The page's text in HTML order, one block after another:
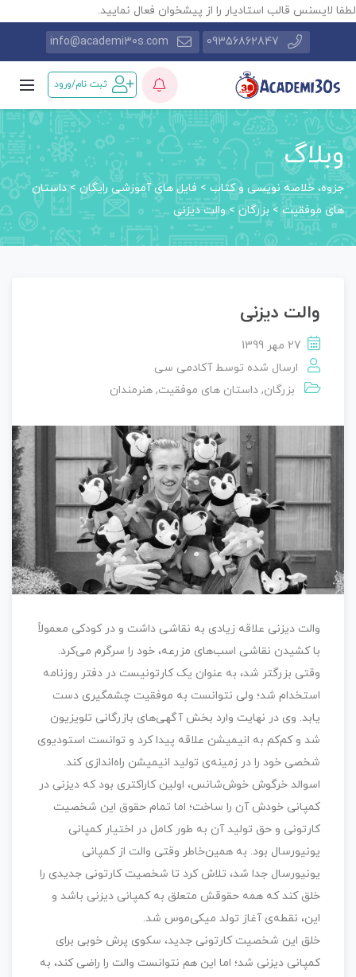
لطفا لایسنس قالب استادیار را از پیشخوان فعال نمایید.
09356862847
info@academi30s.com
ثبت نام/ورود
وبلاگ
جزوه، خلاصه نویسی و کتاب> فایل های آموزشی رایگان>داستان‌
های موفقیت> بزرگان>والت دیزنی
والت دیزنی
27 مهر 1399
ارسال شده توسط آکادمی سی
بزرگان, داستان‌ های موفقیت, هنرمندان
والت دیزنی علاقه زیادی به نقاشی داشت و در کودکی معمولاً
با کشیدن نقاشی اسب‌های مزرعه، خود را سرگرم می‌کرد.
وقتی بزرگتر شد، به عنوان یک کارتونیست در دفتر روزنامه
استخدام شد؛ ولی نتوانست به موفقیت چشمگیری دست
یابد. وی در نهایت وارد بخش آگهی‌های بازرگانی تلویزیون
شد و کم‌کم به انیمیشن علاقه پیدا کرد و توانست استودیوی
شخصی خود را در زمینه‌ی تولید انیمیشن راه‌اندازی کند.
اسوالد خرگوش خوش‌شانس، اولین کاراکتری بود که دیزنی در
کمپانی خودش آن را ساخت؛ اما تمام حقوق این شخصیت
کارتونی و حق تولید آن به طور کامل در اختیار کمپانی
یونیورسال بود. به همین‌خاطر وقتی والت از کمپانی
یونیورسال جدا شد، تلاش کرد تا شخصیت کارتونی جدیدی را
خلق کند که همه حقوقش متعلق به کمپانی دیزنی باشد و
این، نقطه‌ی آغاز تولد میکی‌موس شد.
خلق این شخصیت کارتونی جدید، سکوی پرش خوبی برای
کمپانی دیزنی شد؛ اما این هم نتوانست والت را راضی کند، به